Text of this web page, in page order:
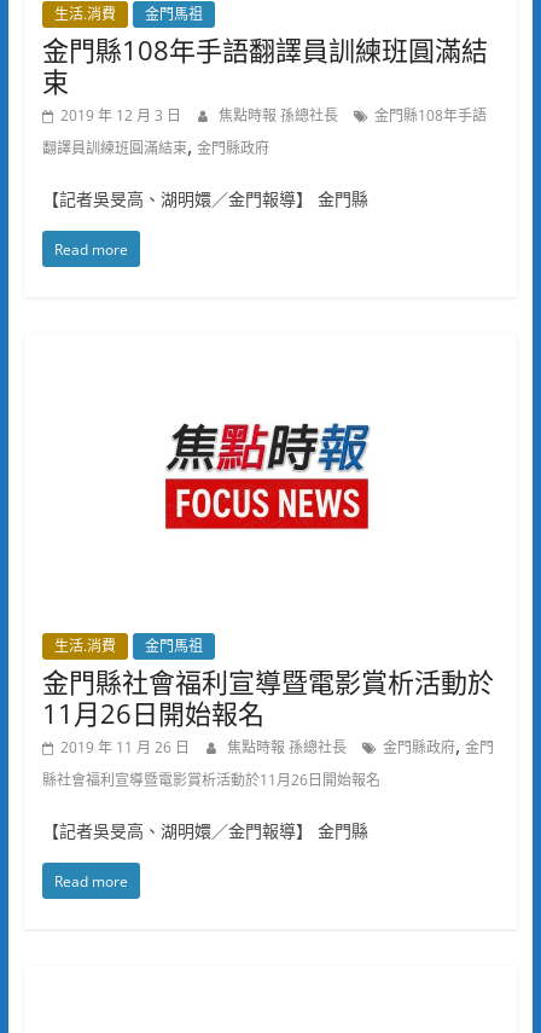
生活.消費 金門馬祖
金門縣108年手語翻譯員訓練班圓滿結
束
2019 年 12 月 3 日 焦點時報 孫總社長
金門縣108年手語
翻譯員訓練班圓滿結束, 金門縣政府
【記者吳旻高、湖明嬛／金門報導】 金門縣
Read more
生活.消費 金門馬祖
金門縣社會福利宣導暨電影賞析活動於
11月26日開始報名
2019 年 11 月 26 日 焦點時報 孫總社長 金門縣政府, 金門
縣社會福利宣導暨電影賞析活動於11月26日開始報名
【記者吳旻高、湖明嬛／金門報導】 金門縣
Read more